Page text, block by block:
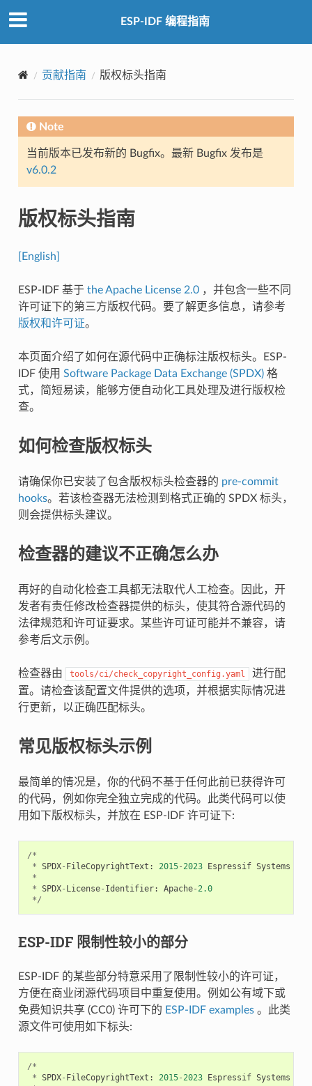
ESP-IDF 编程指南
贡献指南 版权标头指南
Note
当前版本已发布新的 Bugfix。最新 Bugfix 发布是
v6.0.2
版权标头指南
[English]
ESP-IDF 基于 the Apache License 2.0 ，并包含一些不同
许可证下的第三方版权代码。要了解更多信息，请参考
版权和许可证。
本页面介绍了如何在源代码中正确标注版权标头。ESP-
IDF 使用 Software Package Data Exchange (SPDX)格
式，简短易读，能够方便自动化工具处理及进行版权检
查。
如何检查版权标头
请确保你已安装了包含版权标头检查器的 pre-commit
hooks。若该检查器无法检测到格式正确的 SPDX 标头，
则会提供标头建议。
检查器的建议不正确怎么办
再好的自动化检查工具都无法取代人工检查。因此，开
发者有责任修改检查器提供的标头，使其符合源代码的
法律规范和许可证要求。某些许可证可能并不兼容，请
参考后文示例。
检查器由 tools/ci/check_copyright_config.yaml
进行配
置。请检查该配置文件提供的选项，并根据实际情况进
行更新，以正确匹配标头。
常见版权标头示例
最简单的情况是，你的代码不基于任何此前已获得许可
的代码，例如你完全独立完成的代码。此类代码可以使
用如下版权标头，并放在 ESP-IDF 许可证下:
/*
* SPDX- FileCopyrightText : 2015-2023 Espressif Systems
*
* SPDX- License- Identifier: Apache-2.0
*/
ESP-IDF 限制性较小的部分
ESP-IDF 的某些部分特意采用了限制性较小的许可证，
方便在商业闭源代码项目中重复使用。例如公有域下或
免费知识共享 (CC0) 许可下的 ESP-IDF examples 。此类
源文件可使用如下标头:
/*
* SPDX- FileCopyrightText : 2015-2023 Espressif Systems